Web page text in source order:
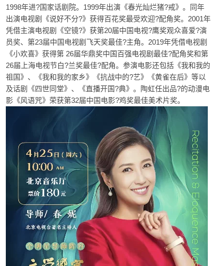
1998年进?国家话剧院。1999年出演《春光灿烂猪?戒》。同年
出演电视剧《说好不分?》获得百花奖最受欢迎?配角奖。2001年
凭借主演电视剧《空镜?》获第20届中国电视?鹰奖观众喜爱?演
员奖、第23届中国电视剧飞天奖最佳?主角。2019年凭借电视剧
《小欢喜》获得第 26届华鼎奖中国百强电视剧最佳?配角奖和第
26届上海电视节白?兰奖最佳?配角。参演电影还包括《我和我的
祖国》、《我和我的家乡》《抗战中的?艺》《黄雀在后》等以
及话剧《四世同堂》、《直播开国?典》。陶虹任出品?的动漫电
影《风语咒》荣获第32届中国电影?鸡奖最佳美术片奖。